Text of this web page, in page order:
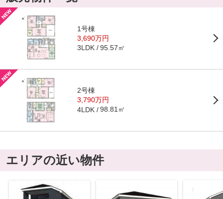
1号棟
3,690万円
3LDK 95.57㎡
2号棟
3,790万円
4LDK 98.81㎡
エリアの近い物件